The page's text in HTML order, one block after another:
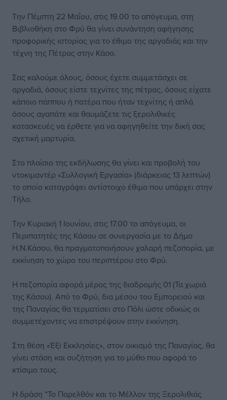
Την Πέμπτη 22 Μαΐου, στις 19.00 το απόγευμα, στη
Βιβλιοθήκη στο Φρύ θα γίνει συνάντηση αφήγησης
προφορικής ιστορίας για το έθιμο της αργαδιάς και την
τέχνη της Πέτρας στην Κάσο.
Σας καλούμε όλους, όσους έχετε συμμετάσχει σε
αργαδιά, όσους είστε τεχνίτες της πέτρας, όσους είχατε
κάποιο πάππου ή πατέρα που ήταν τεχνίτης ή απλά
όσους αγαπάτε και θαυμάζετε τις ξερολιθικές
κατασκευές να έρθετε για να αφηγηθείτε την δική σας
σχετική μαρτυρία.
Στο πλαίσιο της εκδήλωσης θα γίνει και προβολή του
ντοκιμαντέρ «Συλλογική Εργασία» (διάρκειας 13 λεπτών)
το οποίο καταγράφει αντίστοιχο έθιμο που υπάρχει στην
Τήλο.
Την Κυριακή 1 Ιουνίου, στις 17.00 το απόγευμα, οι
Περιπατητές της Κάσου σε συνεργασία με το Δήμο
Η.Ν.Κάσου, θα πραγματοποιήσουν χαλαρή πεζοπορία, με
εκκίνηση το χώρο του περιπτέρου στο Φρύ.
Η πεζοπορία αφορά μέρος της διαδρομής 01 (Τα χωριά
της Κάσου). Από το Φρύ, δια μέσου του Εμπορειού και
της Παναγίας θα τερματίσει στο Πόλι ώστε οδικώς οι
συμμετέχοντες να επιστρέψουν στην εκκίνηση.
Στη θέση «Έξi Εκκλησίες», στον οικισμό της Παναγίας, θα
γίνει στάση και συζήτηση για το μύθο που αφορά το
κτίσιμο τους.
Η δράση “Το Παρελθόν και το Μέλλον της Ξερολιθιάς